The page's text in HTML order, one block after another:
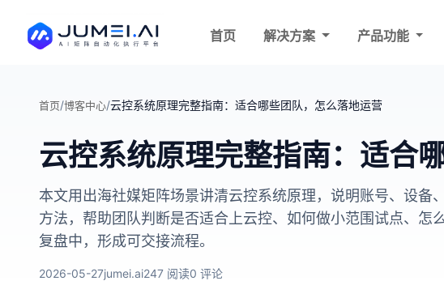
首页 解决方案 产品功能
首页/博客中心/云控系统原理完整指南：适合哪些团队，怎么落地运营
云控系统原理完整指南：适合
本文用出海社媒矩阵场景讲清云控系统原理，说明账号、设
方法，帮助团队判断是否适合上云控、如何做小范围试点、
复盘中，形成可交接流程。
2026-05-27jumei.ai247 阅读0 评论